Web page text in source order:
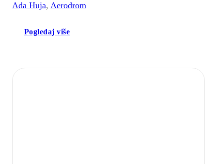
Ada Huja, Aerodrom
Pogledaj više